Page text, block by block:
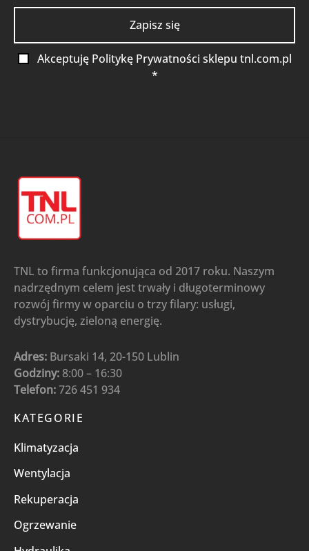
Akceptuję Politykę Prywatności sklepu tnl.com.pl
*
TNL to firma funkcjonująca od 2017 roku. Naszym
nadrzędnym celem jest trwały i długoterminowy
rozwój firmy w oparciu o trzy filary: usługi,
dystrybucję, zieloną energię.
Adres: Bursaki 14, 20-150 Lublin
Godziny: 8:00 – 16:30
Telefon:726 451 934
KATEGORIE
Klimatyzacja
Wentylacja
Rekuperacja
Ogrzewanie